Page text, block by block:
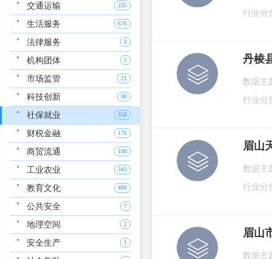
交通运输 235
生活服务 676
法律服务 0
机构团体 5
市场监管 21
科技创新 98
社保就业 358
财税金融 176
商贸流通 108
工业农业 343
教育文化 488
公共安全 7
地理空间 2
安全生产 1
行业分
丹棱
数据主
行业分
眉山
数据主
行业分
眉山
数据主